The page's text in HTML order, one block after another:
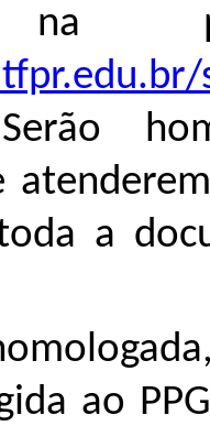
na
a
ao